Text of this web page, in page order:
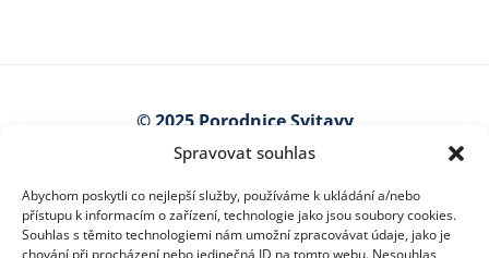
Spravovat souhlas
Abychom poskytli co nejlepší služby, používáme k ukládání a/nebo
přístupu k informacím o zařízení, technologie jako jsou soubory cookies.
Souhlas s těmito technologiemi nám umožní zpracovávat údaje, jako je
chování při procházení nebo jedinečná ID na tomto webu. Nesouhlas
© 2025 Porodnice Svitavy
Kollárova 7
Najít na mapě